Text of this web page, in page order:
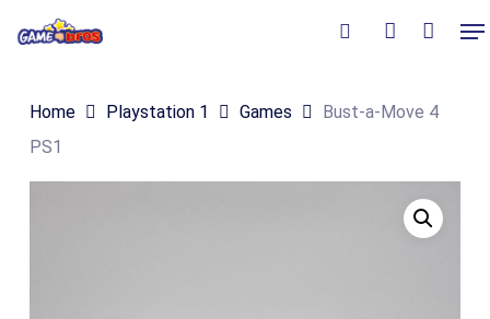
content
Winkelmand
Home Playstation 1 Games
Bust-a-Move 4
PS1